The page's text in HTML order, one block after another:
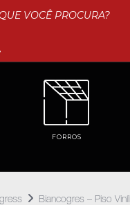
FORROS
Biancogres – Piso